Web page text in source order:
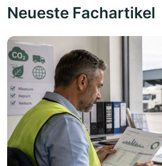
Neueste Fachartikel